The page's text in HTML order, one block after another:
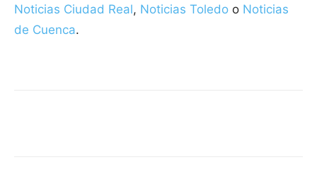
Noticias Ciudad Real, Noticias Toledo o Noticias
de Cuenca.